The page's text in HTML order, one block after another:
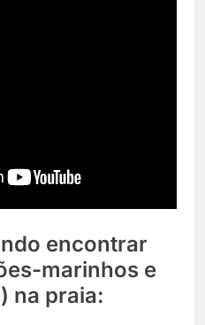
encontrar
marinhos e
na praia: